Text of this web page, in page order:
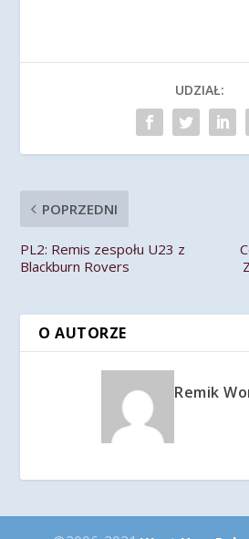
UDZIAŁ:
POPRZEDNI
PL2: Remis zespołu U23 z
Blackburn Rovers
O AUTORZE
Remik